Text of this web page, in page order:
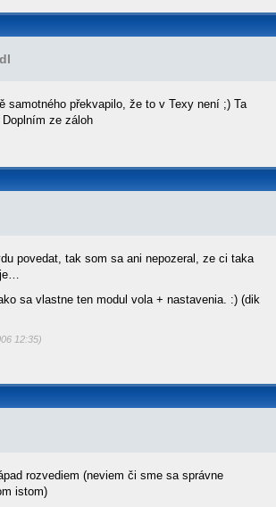
samotného překvapilo, že to v Texy není ;) Ta
ze záloh
povedat, tak som sa ani nepozeral, ze ci taka
sa vlastne ten modul vola + nastavenia. :) (dik
12:35)
rozvediem (neviem či sme sa správne
istom)